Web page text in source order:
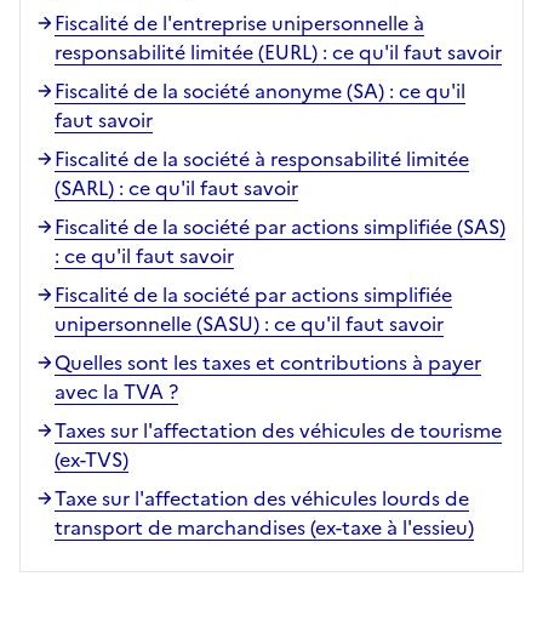
Fiscalité de l'entreprise unipersonnelle à
responsabilité limitée (EURL) : ce qu'il faut savoir
Fiscalité de la société anonyme (SA) : ce qu'il
faut savoir
Fiscalité de la société à responsabilité limitée
(SARL) : ce qu'il faut savoir
Fiscalité de la société par actions simplifiée (SAS)
: ce qu'il faut savoir
Fiscalité de la société par actions simplifiée
unipersonnelle (SASU) : ce qu'il faut savoir
Quelles sont les taxes et contributions à payer
avec la TVA ?
Taxes sur l'affectation des véhicules de tourisme
(ex-TVS)
Taxe sur l'affectation des véhicules lourds de
transport de marchandises (ex-taxe à l'essieu)